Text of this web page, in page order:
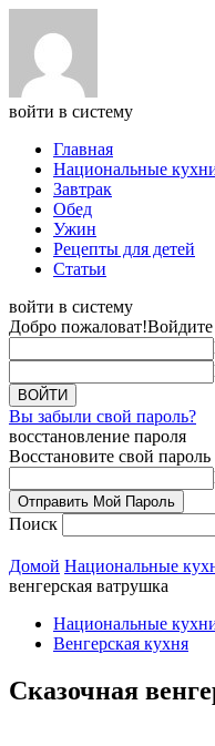
войти в систему
Главная
Национальные
Завтрак
Обед
Ужин
Рецепты для детей
Статьи
войти в систему
Добро пожаловат!Войдите
Вы забыли свой пароль?
восстановление пароля
Восстановите свой пароль
Поиск
Домой Национальные
венгерская ватрушка
Национальные
Венгерская кухня
Сказочная